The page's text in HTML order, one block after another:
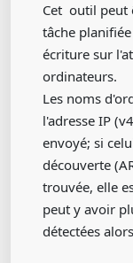
Cet outil peut
tâche
écriture sur
ordinateurs.
Les noms
l'adresse IP
envoyé; si
découverte
trouvée, elle
peut y avoir
détectées